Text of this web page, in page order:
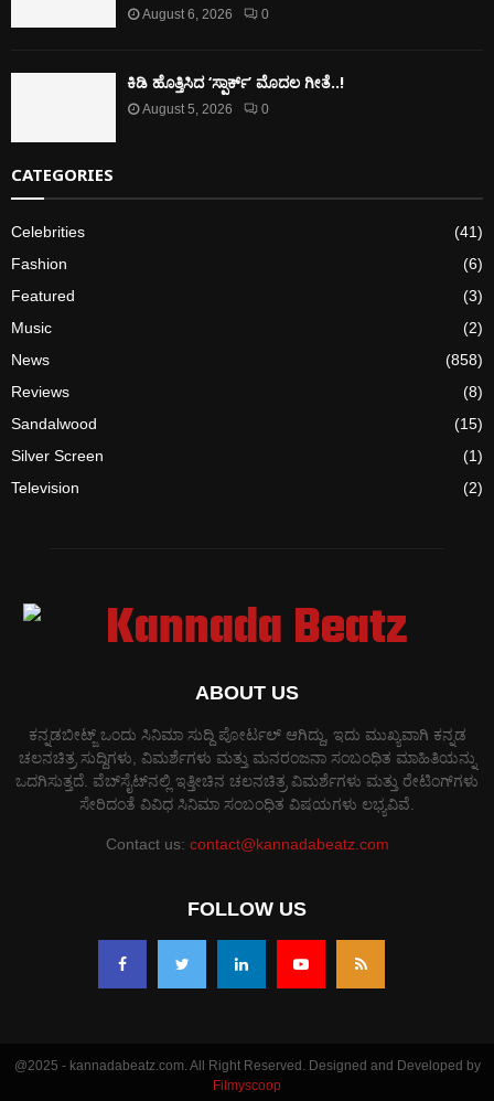
August 6, 2026 0
ಕಿಡಿ‌‌ ಹೊತ್ತಿಸಿದ ‘ಸ್ಪಾರ್ಕ್’ ಮೊದಲ‌ ಗೀತೆ..!
August 5, 2026 0
CATEGORIES
Celebrities
(41)
Fashion
(6)
Featured
(3)
Music
(2)
News
(858)
Reviews
(8)
Sandalwood
(15)
Silver Screen
(1)
Television
(2)
ABOUT US
ಕನ್ನಡಬೀಟ್ಜ್ ಒಂದು ಸಿನಿಮಾ ಸುದ್ದಿ ಪೋರ್ಟಲ್ ಆಗಿದ್ದು, ಇದು ಮುಖ್ಯವಾಗಿ ಕನ್ನಡ
ಚಲನಚಿತ್ರ ಸುದ್ದಿಗಳು, ವಿಮರ್ಶೆಗಳು ಮತ್ತು ಮನರಂಜನಾ ಸಂಬಂಧಿತ ಮಾಹಿತಿಯನ್ನು
ಒದಗಿಸುತ್ತದೆ. ವೆಬ್‌ಸೈಟ್‌ನಲ್ಲಿ ಇತ್ತೀಚಿನ ಚಲನಚಿತ್ರ ವಿಮರ್ಶೆಗಳು ಮತ್ತು ರೇಟಿಂಗ್‌ಗಳು
ಸೇರಿದಂತೆ ವಿವಿಧ ಸಿನಿಮಾ ಸಂಬಂಧಿತ ವಿಷಯಗಳು ಲಭ್ಯವಿವೆ.
Contact us: contact@kannadabeatz.com
FOLLOW US
@2025 - kannadabeatz.com. All Right Reserved. Designed and Developed by
Filmyscoop